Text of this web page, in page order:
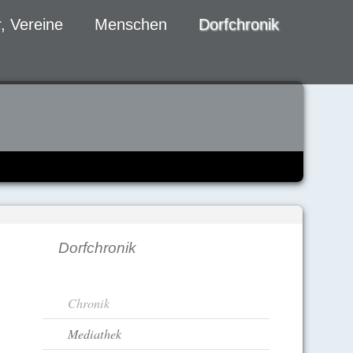
Vereine Menschen Dorfchronik
Dorfchronik
Navigation
überspringen
Chronik
Mediathek